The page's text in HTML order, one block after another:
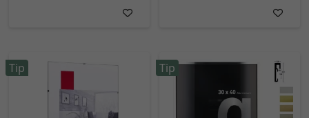
Tip Tip